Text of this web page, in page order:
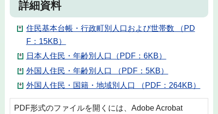
詳細資料
住民基本台帳・行政町別人口および世帯数 （PD
F：15KB）
日本人住民・年齢別人口（PDF：6KB）
外国人住民・年齢別人口 （PDF：5KB）
外国人住民・国籍・地域別人口 （PDF：264KB）
PDF形式のファイルを開くには、Adobe Acrobat